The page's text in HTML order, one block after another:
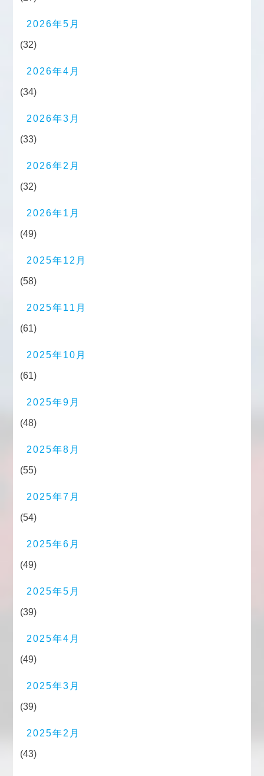
2026年5月
(32)
2026年4月
(34)
2026年3月
(33)
2026年2月
(32)
2026年1月
(49)
2025年12月
(58)
2025年11月
(61)
2025年10月
(61)
2025年9月
(48)
2025年8月
(55)
2025年7月
(54)
2025年6月
(49)
2025年5月
(39)
2025年4月
(49)
2025年3月
(39)
2025年2月
(43)